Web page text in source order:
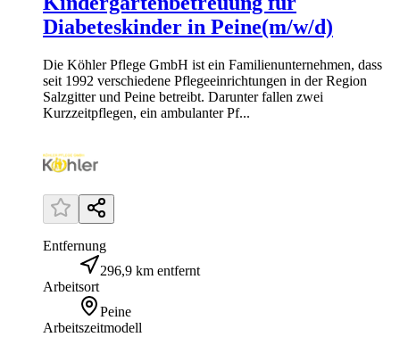
Diabeteskinder in Peine(m/w/d)
Die Köhler Pflege GmbH ist ein Familienunternehmen, dass
seit 1992 verschiedene Pflegeeinrichtungen in der Region
Salzgitter und Peine betreibt. Darunter fallen zwei
Kurzzeitpflegen, ein ambulanter Pf...
Entfernung
296,9 km entfernt
Arbeitsort
Peine
Arbeitszeitmodell